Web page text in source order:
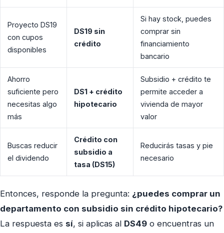
Proyecto DS19
con cupos
disponibles
DS19 sin
crédito
Si hay stock, puedes
comprar sin
financiamiento
bancario
Ahorro
suficiente pero
necesitas algo
más
DS1 + crédito
hipotecario
Subsidio + crédito te
permite acceder a
vivienda de mayor
valor
Buscas reducir
el dividendo
Crédito con
subsidio a
tasa (DS15)
Reducirás tasas y pie
necesario
Entonces, responde la pregunta: ¿puedes comprar un
departamento con subsidio sin crédito hipotecario?
La respuesta es sí, si aplicas al DS49 o encuentras un